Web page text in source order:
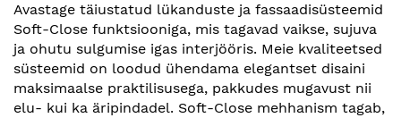
Avastage täiustatud lükanduste ja fassaadisüsteemid
Soft-Close funktsiooniga, mis tagavad vaikse, sujuva
ja ohutu sulgumise igas interjööris. Meie kvaliteetsed
süsteemid on loodud ühendama elegantset disaini
maksimaalse praktilisusega, pakkudes mugavust nii
elu- kui ka äripindadel. Soft-Close mehhanism tagab,